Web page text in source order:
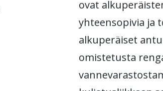
ovat
yhteensopivia ja
alkuperäiset
omistetusta